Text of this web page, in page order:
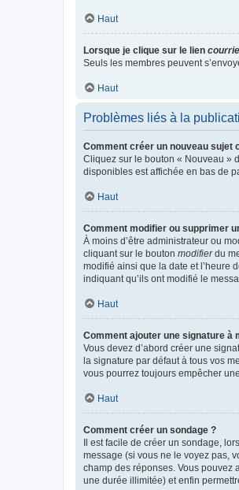
Haut
Lorsque je clique sur le lien
Seuls les membres peuvent
Haut
Problèmes liés à la
Comment créer un nouveau sujet
Cliquez sur le bouton « Nouveau »
disponibles est affichée en bas de
Haut
Comment modifier ou supprimer
À moins d’être administrateur ou
cliquant sur le bouton modifierdu
modifié ainsi que la date et l’heure
indiquant qu’ils ont modifié le
Haut
Comment ajouter une signature à
Vous devez d’abord créer une
la signature par défaut à tous vos
vous pourrez toujours empêcher
Haut
Comment créer un sondage ?
Il est facile de créer un sondage,
message (si vous ne le voyez pas,
champ des réponses. Vous pouvez
une durée illimitée) et enfin